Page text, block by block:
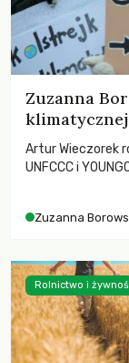
Zuzanna
klimatycznej
Artur Wieczorek
UNFCCC i
Zuzanna
Rolnictwo i